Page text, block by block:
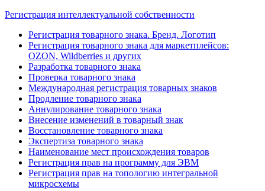
Регистрация интеллектуальной собственности
Регистрация товарного знака. Бренд. Логотип
Регистрация товарного знака для маркетплейсов:
OZON, Wildberries и других
Разработка товарного знака
Проверка товарного знака
Международная регистрация товарных знаков
Продление товарного знака
Аннулирование товарного знака
Внесение изменений в товарный знак
Восстановление товарного знака
Экспертиза товарного знака
Наименование мест происхождения товаров
Регистрация прав на программу для ЭВМ
Регистрация прав на топологию интегральной
микросхемы